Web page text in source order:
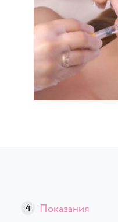
Показания